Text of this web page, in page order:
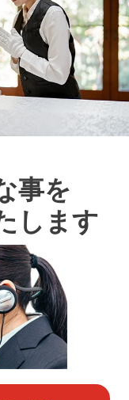
事を
します